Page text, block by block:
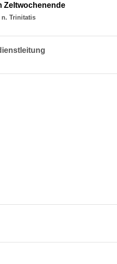
Zeltwochenende
n. Trinitatis